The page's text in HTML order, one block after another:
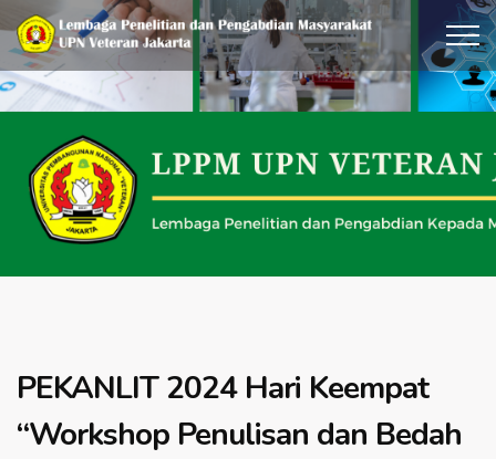
PEKANLIT 2024 Hari Keempat
“Workshop Penulisan dan Bedah